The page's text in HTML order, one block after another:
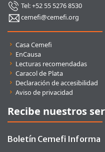
Tel: +52 55 5276 8530
cemefi@cemefi.org
Enlaces rápidos
Casa Cemefi
EnCausa
Lecturas recomendadas
Caracol de Plata
Declaración de accesibilidad
Aviso de privacidad
Recibe nuestros
Boletín Cemefi Informa